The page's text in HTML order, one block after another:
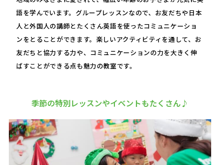
語を学んでいます。グループレッスンなので、お友だちや日本
人と外国人の講師とたくさん英語を使ったコミュニケーショ
ンをとることができます。楽しいアクティビティを通して、お
友だちと協力する力や、コミュニケーションの力を大きく伸
ばすことができる点も魅力の教室です。
季節の特別レッスンやイベントもたくさん♪